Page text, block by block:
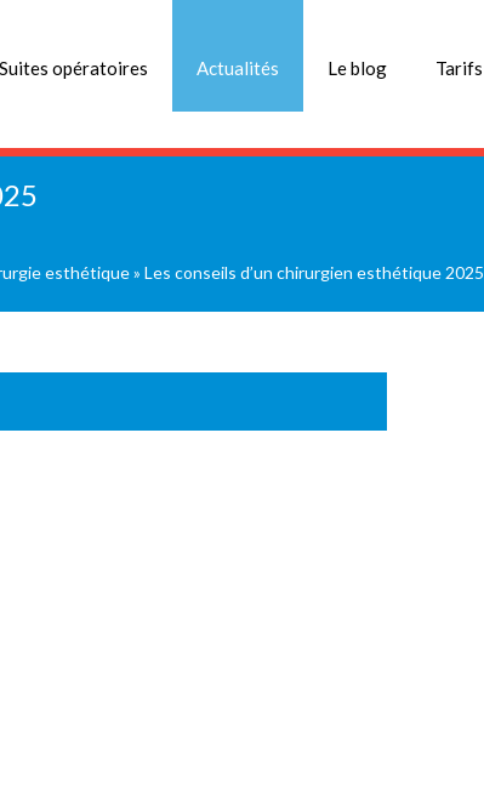
Suites opératoires Actualités Le blog Tarifs
esthétique» Les conseils d’un chirurgien esthétique 2025